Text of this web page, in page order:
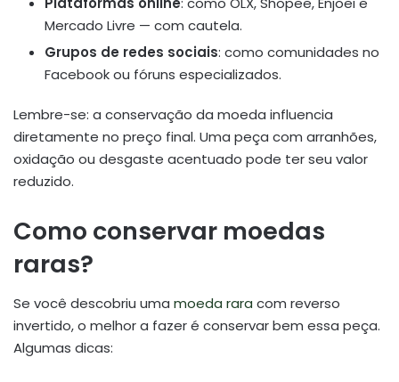
Mercado Livre — com cautela.
Grupos de redes sociais: como comunidades no
Facebook ou fóruns especializados.
Lembre-se: a conservação da moeda influencia
diretamente no preço final. Uma peça com arranhões,
oxidação ou desgaste acentuado pode ter seu valor
reduzido.
Como conservar moedas
raras?
Se você descobriu uma moeda rara com reverso
invertido, o melhor a fazer é conservar bem essa peça.
Algumas dicas: